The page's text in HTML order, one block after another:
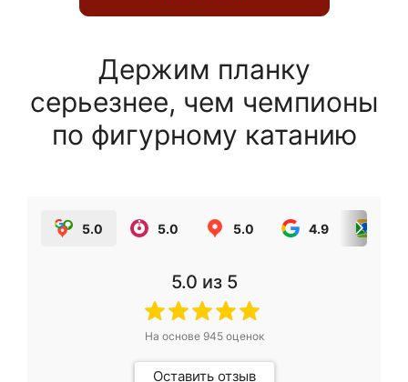
Держим планку
серьезнее, чем чемпионы
по фигурному катанию
5.0 5.0 5.0 4.9
5.0 из 5
На основе 945оценок
Оставить отзыв